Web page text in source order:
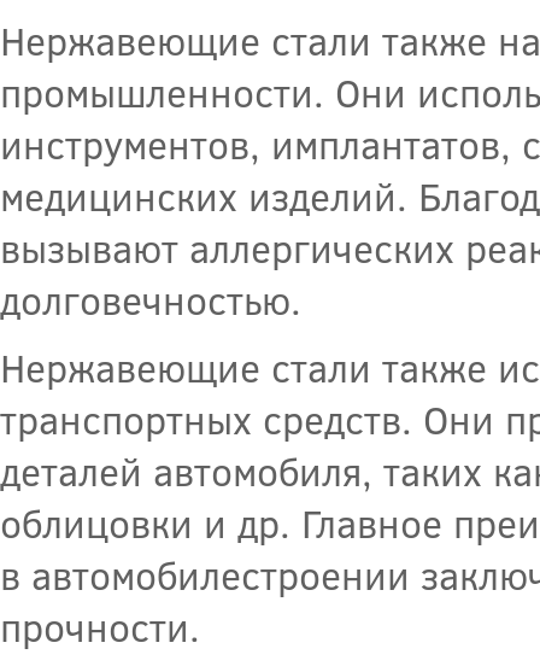
Нержавеющие стали также
промышленности. Они
инструментов, имплантатов,
медицинских изделий.
вызывают аллергических
долговечностью.
Нержавеющие стали также
транспортных средств. Они
деталей автомобиля, таких
облицовки и др. Главное
в автомобилестроении
прочности.